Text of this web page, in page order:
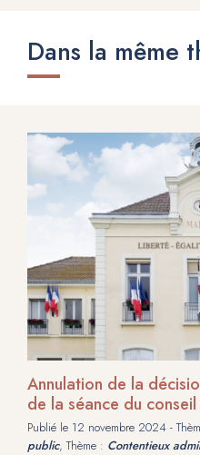
Dans la même
Annulation de la
de la séance du
Publié le 12 novembre 2024 -
public, Thème : Contentieux